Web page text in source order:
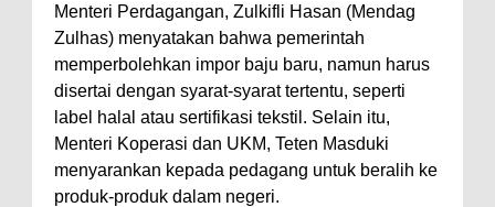
Menteri Perdagangan, Zulkifli Hasan (Mendag
Zulhas) menyatakan bahwa pemerintah
memperbolehkan impor baju baru, namun harus
disertai dengan syarat-syarat tertentu, seperti
label halal atau sertifikasi tekstil. Selain itu,
Menteri Koperasi dan UKM, Teten Masduki
menyarankan kepada pedagang untuk beralih ke
produk-produk dalam negeri.